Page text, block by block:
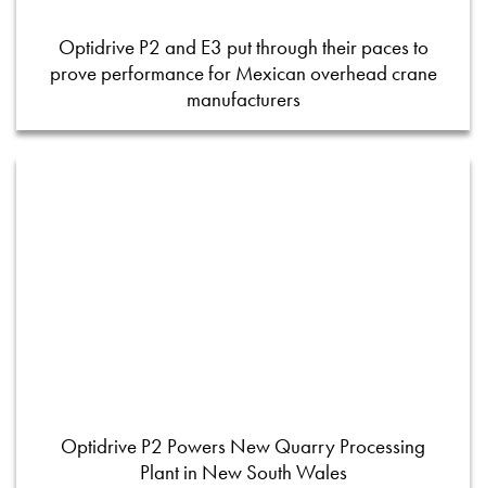
Optidrive P2 and E3 put through their paces to
prove performance for Mexican overhead crane
manufacturers
Optidrive P2 Powers New Quarry Processing
Plant in New South Wales